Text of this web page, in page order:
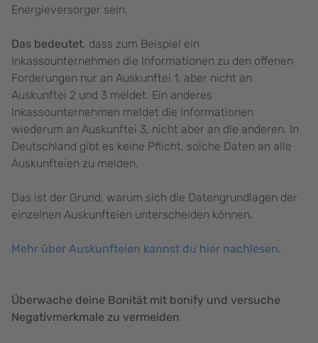
Energieversorger sein.
Das bedeutet, dass zum Beispiel ein
Inkassounternehmen die Informationen zu den offenen
Forderungen nur an Auskunftei 1, aber nicht an
Auskunftei 2 und 3 meldet. Ein anderes
Inkassounternehmen meldet die Informationen
wiederum an Auskunftei 3, nicht aber an die anderen. In
Deutschland gibt es keine Pflicht, solche Daten an alle
Auskunfteien zu melden.
Das ist der Grund, warum sich die Datengrundlagen der
einzelnen Auskunfteien unterscheiden können.
Mehr über Auskunfteien kannst du hier nachlesen.
Überwache deine Bonität mit bonify und versuche
Negativmerkmale zu vermeiden